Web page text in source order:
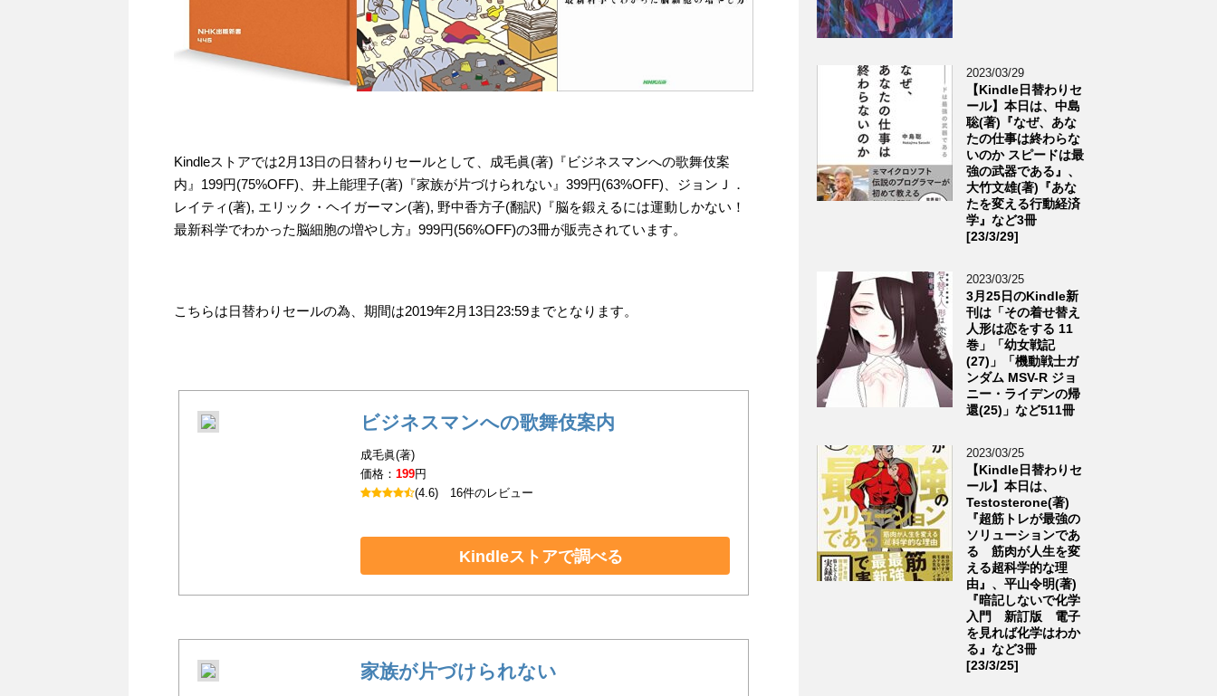
Kindleストアでは2月13日の日替わりセールとして、成毛眞(著)『ビジネスマンへの歌舞伎案
内』199円(75%OFF)、井上能理子(著)『家族が片づけられない』399円(63%OFF)、ジョンＪ．
レイティ(著), エリック・ヘイガーマン(著), 野中香方子(翻訳)『脳を鍛えるには運動しかない！
最新科学でわかった脳細胞の増やし方』999円(56%OFF)の3冊が販売されています。
こちらは日替わりセールの為、期間は2019年2月13日23:59までとなります。
ビジネスマンへの歌舞伎案内
成毛眞(著)
価格：199円
(4.6) 16件のレビュー
Kindleストアで調べる
家族が片づけられない
2023/03/29
【Kindle日替わりセ
ール】本日は、中島
聡(著)『なぜ、あな
たの仕事は終わらな
いのか スピードは最
強の武器である』、
大竹文雄(著)『あな
たを変える行動経済
学』など3冊
[23/3/29]
2023/03/25
3月25日のKindle新
刊は「その着せ替え
人形は恋をする 11
巻」「幼女戦記
(27)」「機動戦士ガ
ンダム MSV-R ジョ
ニー・ライデンの帰
還(25)」など511冊
2023/03/25
【Kindle日替わりセ
ール】本日は、
Testosterone(著)
『超筋トレが最強の
ソリューションであ
る 筋肉が人生を変
える超科学的な理
由』、平山令明(著)
『暗記しないで化学
入門 新訂版 電子
を見れば化学はわか
る』など3冊
[23/3/25]